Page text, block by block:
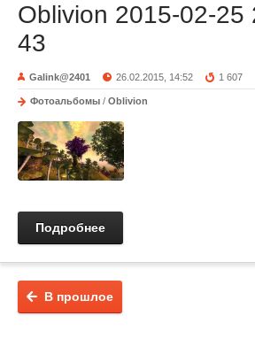
Oblivion 2015-02-25
43
Galink@2401 26.02.2015, 14:52 1 607
Фотоальбомы / Oblivion
Подробнее
В прошлое